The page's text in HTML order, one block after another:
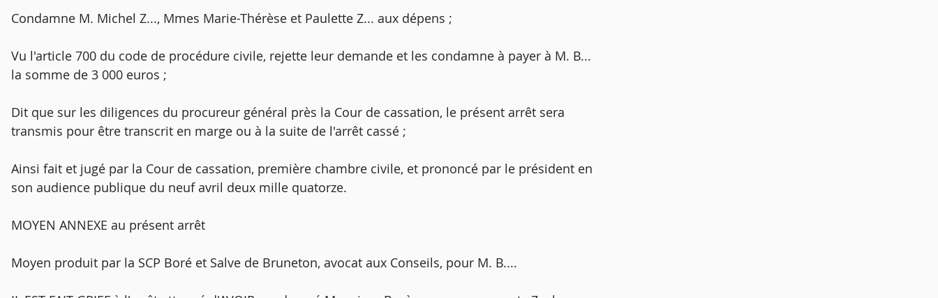
Condamne M. Michel Z..., Mmes Marie-Thérèse et Paulette Z... aux dépens ;
Vu l'article 700 du code de procédure civile, rejette leur demande et les condamne à payer à M. B...
la somme de 3 000 euros ;
Dit que sur les diligences du procureur général près la Cour de cassation, le présent arrêt sera
transmis pour être transcrit en marge ou à la suite de l'arrêt cassé ;
Ainsi fait et jugé par la Cour de cassation, première chambre civile, et prononcé par le président en
son audience publique du neuf avril deux mille quatorze.
MOYEN ANNEXE au présent arrêt
Moyen produit par la SCP Boré et Salve de Bruneton, avocat aux Conseils, pour M. B....